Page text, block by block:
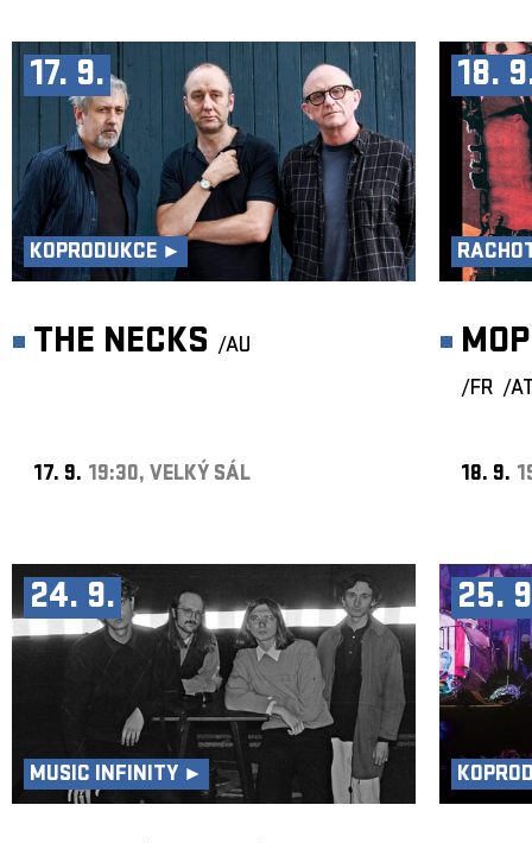
17. 9.
KOPRODUKCE ►
THE NECKS /AU
17. 9. 19:30, VELKÝ SÁL
18.
/FR /
18. 9.
24. 9.
MUSIC INFINITY ►
25.